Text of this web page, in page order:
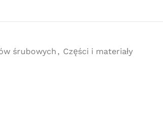
śrubowych , Części i materiały